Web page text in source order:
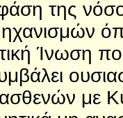
της
Ίνωση
με